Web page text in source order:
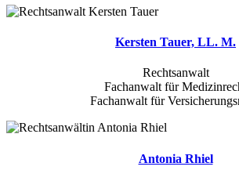
Kersten Tauer, LL. M.
Rechtsanwalt
Fachanwalt für
Fachanwalt für
Antonia Rhiel